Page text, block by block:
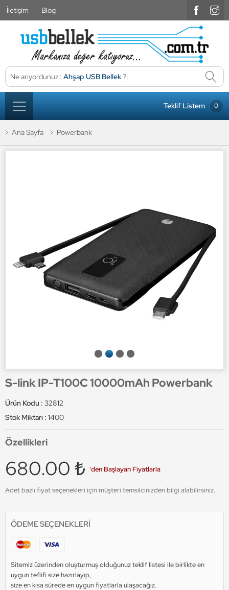
İletişim Blog
Ne arıyordunuz : Ahşap USB Bellek?
Teklif Listem 0
Ana Sayfa Powerbank
S-link IP-T100C 10000mAh Powerbank
Ürün Kodu : 32812
Stok Miktarı : 1400
Özellikleri
680.00 ₺ 'den Başlayan Fiyatlarla
Adet bazlı fiyat seçenekleri için müşteri temsilcinizden bilgi alabilirsiniz.
ÖDEME SEÇENEKLERI
Sitemiz üzerinden oluşturmuş olduğunuz teklif listesi ile birlikte en
uygun teflifi size hazırlayıp,
size en kısa sürede en uygun fiyatlarla ulaşacağız.